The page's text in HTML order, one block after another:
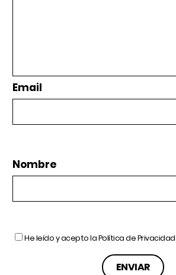
Email
Nombre
He leído y acepto laPolítica de Privacidad